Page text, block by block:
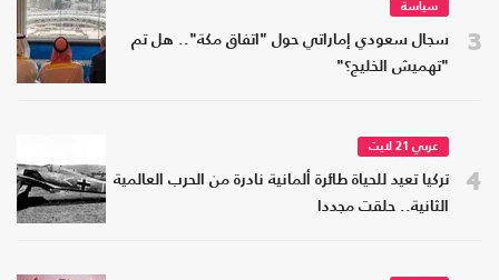
3
سياسة
سجال سعودي إماراتي حول "اتفاق مكة".. هل تم
"تهميش الخليج؟"
4
عربي 21 لايت
تركيا تعيد للحياة طائرة ألمانية نادرة من الحرب العالمية
الثانية.. حلقت مجددا